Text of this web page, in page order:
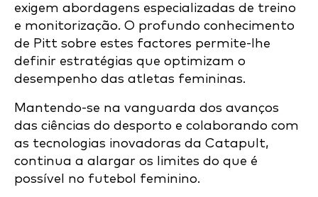
exigem abordagens especializadas de treino
e monitorização. O profundo conhecimento
de Pitt sobre estes factores permite-lhe
definir estratégias que optimizam o
desempenho das atletas femininas.
Mantendo-se na vanguarda dos avanços
das ciências do desporto e colaborando com
as tecnologias inovadoras da Catapult,
continua a alargar os limites do que é
possível no futebol feminino.